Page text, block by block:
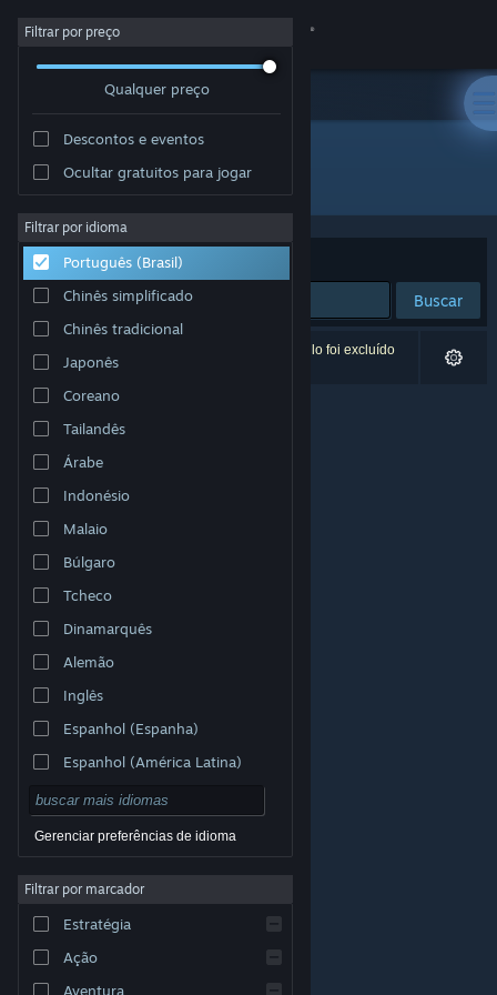
Iniciar sessão
Sobre
Suporte
Alterar idioma
Baixe o aplicativo móvel do Steam
Ver versão para computadores
© Valve Corporation. Todos os direitos reservados.
respectivos donos nos EUA e em outros países.
Acessibilidade
Reembolsos|Cookies
Filtrar por preço
Qualquer preço
Descontos e eventos
Ocultar gratuitos para jogar
Filtrar por idioma
Português (Brasil)
Chinês simplificado
Chinês tradicional
Japonês
Coreano
Tailandês
Árabe
Indonésio
Malaio
Búlgaro
Tcheco
Dinamarquês
Alemão
Inglês
Espanhol (Espanha)
Espanhol (América Latina)
Gerenciar preferências de idioma
Filtrar por marcador
Estratégia
Ação
Aventura
Desenvolvedor: Bil Deerbuch
Ordenar por Relevância
Buscar
0 resultados correspondem à sua busca. Um título foi excluído
de acordo com as suas preferências.